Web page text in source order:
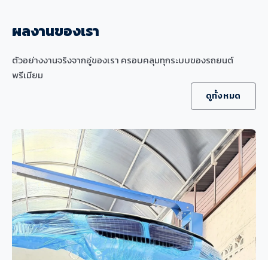
ผลงานของเรา
ตัวอย่างงานจริงจากอู่ของเรา ครอบคลุมทุกระบบของรถยนต์
พรีเมียม
ดูทั้งหมด